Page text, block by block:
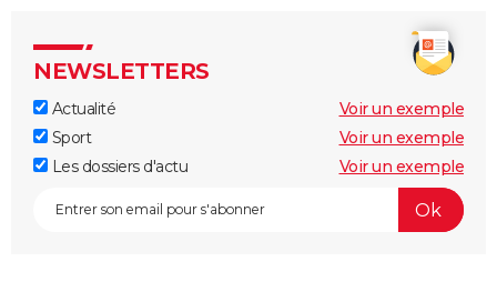
NEWSLETTERS
Actualité
Voir un exemple
Sport
Voir un exemple
Les dossiers d'actu
Voir un exemple